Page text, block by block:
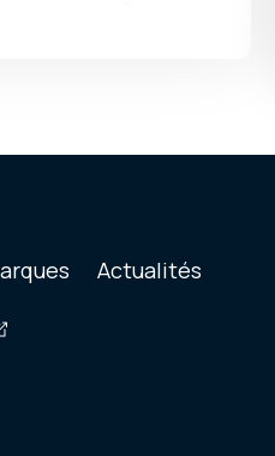
Actualités